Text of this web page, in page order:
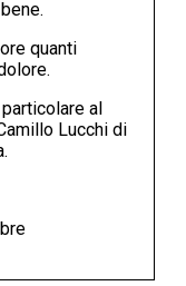
quanti
al
Lucchi di